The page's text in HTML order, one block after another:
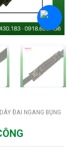
DÂY ĐAI NGANG BỤNG